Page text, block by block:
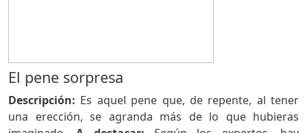
El pene sorpresa
Descripción: Es aquel pene que, de repente, al tener
una erección, se agranda más de lo que hubieras